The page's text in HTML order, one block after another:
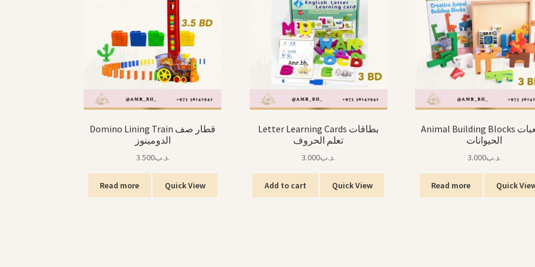
Domino Lining Train قطار صف
الدومينوز
.د.ب3.500
Read more Quick View
Letter Learning Cards بطاقات
تعلم الحروف
.د.ب3.000
Add to cart Quick View
Animal Building Blocks مكعبات
الحيوانات
.د.ب3.000
Read more Quick